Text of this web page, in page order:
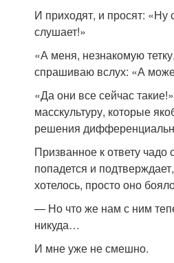
И приходят, и просят: «Ну
слушает!»
«А меня, незнакомую
спрашиваю вслух: «А
«Да они все сейчас
масскультуру, которые
решения
Призванное к ответу чадо
попадется и
хотелось, просто оно
— Но что же нам с ним
никуда…
И мне уже не смешно.